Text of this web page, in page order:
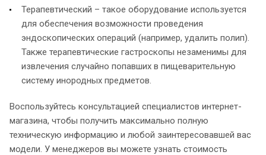
Терапевтический – такое оборудование используется
для обеспечения возможности проведения
эндоскопических операций (например, удалить полип).
Также терапевтические гастроскопы незаменимы для
извлечения случайно попавших в пищеварительную
систему инородных предметов.
Воспользуйтесь консультацией специалистов интернет-
магазина, чтобы получить максимально полную
техническую информацию и любой заинтересовавшей вас
модели. У менеджеров вы можете узнать стоимость